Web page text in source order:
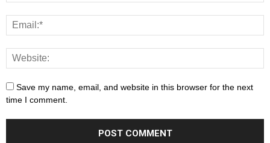
Save my name, email, and website in this browser for the next
time I comment.